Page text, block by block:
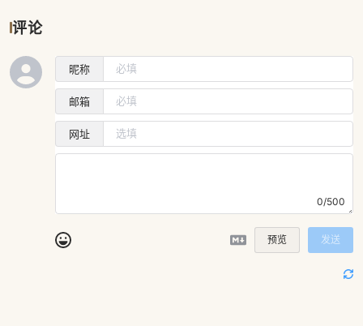
评论
昵称
邮箱
网址
0/500
预览 发送